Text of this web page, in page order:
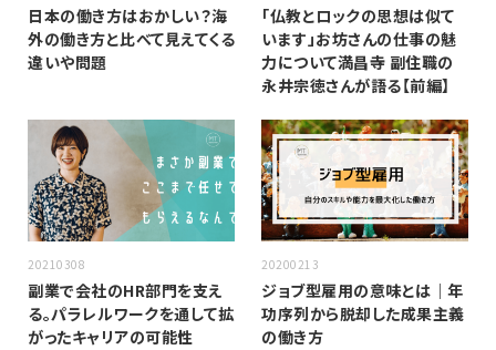
日本の働き方はおかしい？海
外の働き方と比べて見えてくる
違いや問題
「仏教とロックの思想は似て
います」お坊さんの仕事の魅
力について満昌寺 副住職の
永井宗徳さんが語る【前編】
20210308
副業で会社のHR部門を支え
る。パラレルワークを通して拡
がったキャリアの可能性
20200213
ジョブ型雇用の意味とは｜年
功序列から脱却した成果主義
の働き方